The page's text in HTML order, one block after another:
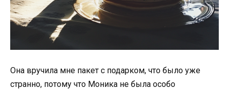
Она вручила мне пакет с подарком, что было уже
странно, потому что Моника не была особо